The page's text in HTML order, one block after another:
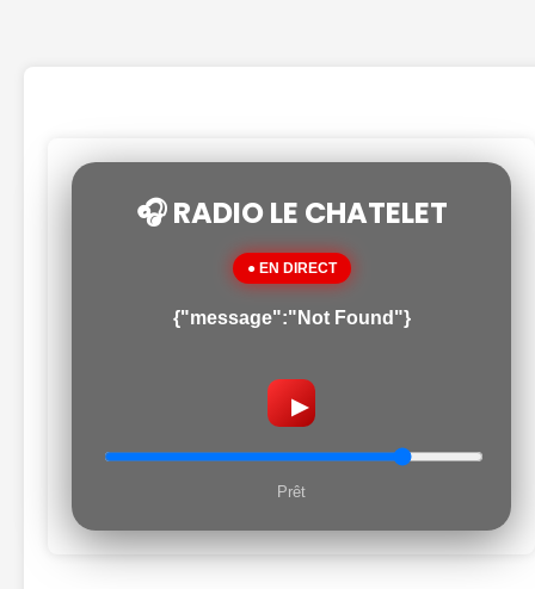
🎧 RADIO LE CHATELET
● EN DIRECT
{"message":"Not Found"}
▶
Prêt